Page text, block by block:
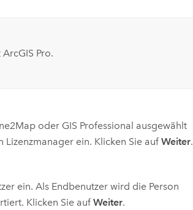
ArcGIS Pro.
oder GIS Professional ausgewählt
ein. Klicken Sie aufWeiter.
ein. Als Endbenutzer wird die Person
Klicken Sie aufWeiter.